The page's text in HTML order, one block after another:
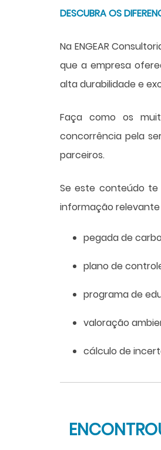
DESCUBRA OS
Na ENGEAR
que a empresa
alta durabilidade e
Faça como os
concorrência pela
parceiros.
Se este conteúdo te
informação relevante
pegada de
plano de
programa de
valoração
cálculo de